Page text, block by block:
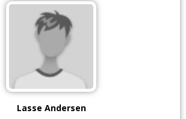
Lasse Andersen